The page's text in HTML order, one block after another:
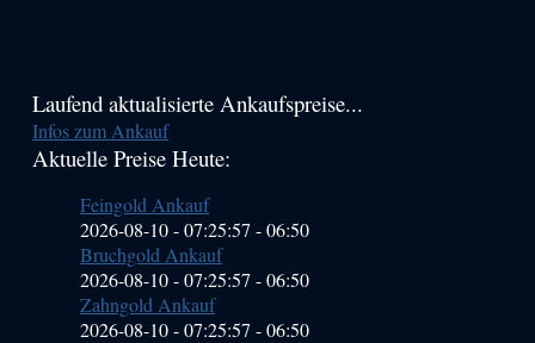
Haupt-
Sidebar
Laufend aktualisierte Ankaufspreise...
Infos zum Ankauf
Aktuelle Preise Heute:
Feingold Ankauf
2026-08-10 - 07:25:57 -06:50
Bruchgold Ankauf
2026-08-10 - 07:25:57 -06:50
Zahngold Ankauf
2026-08-10 - 07:25:57 -06:50